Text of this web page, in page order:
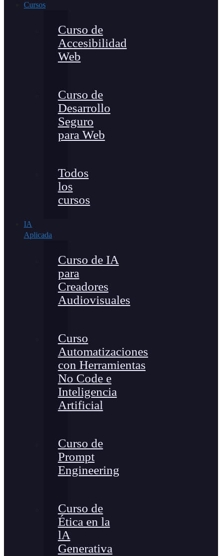
Cursos
Curso de
Accesibilidad
Web
Curso de
Desarrollo
Seguro
para Web
Todos
los
cursos
IA
Aplicada
Curso de IA
para
Creadores
Audiovisuales
Curso
Automatizaciones
con Herramientas
No Code e
Inteligencia
Artificial
Curso de
Prompt
Engineering
Curso de
Ética en la
lA
Generativa